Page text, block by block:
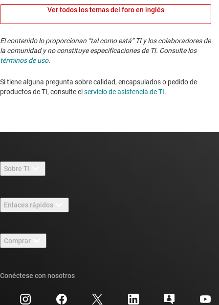
Ver todos los temas del foro en inglés
El contenido lo proporcionan “tal como está” TI y los colaboradores de
la comunidad y no constituye especificaciones de TI. Consulte los
términos de uso.
Si tiene alguna pregunta sobre calidad, encapsulados o pedido de
productos de TI, consulte el servicio de asistencia de TI. ​​​​​​​​​​​​​​
Sobre TI
Carreras laborales
Sala de redacción
Eventos
Relaciones con los inversionistas
Enlaces rápidos
Foros de soporte de diseño de TI E2E™
Búsqueda de referencias cruzadas
Centro de atención al cliente
Comprar
Conéctese con nosotros